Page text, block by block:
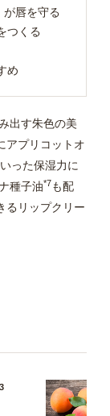
が唇を守る
つくる
め
出す朱色の美
アプリコットオ
った保湿力に
種子油*7も配
るリップクリー